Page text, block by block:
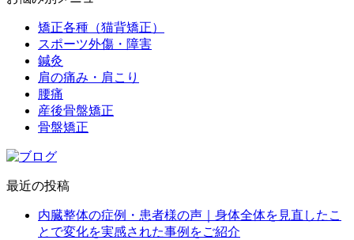
矯正各種（猫背矯正）
スポーツ外傷・障害
鍼灸
肩の痛み・肩こり
腰痛
産後骨盤矯正
骨盤矯正
最近の投稿
内臓整体の症例・患者様の声｜身体全体を見直したこ
とで変化を実感された事例をご紹介